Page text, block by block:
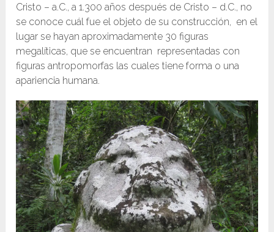
Cristo – a.C., a 1.300 años después de Cristo – d.C., no
se conoce cuál fue el objeto de su construcción, en el
lugar se hayan aproximadamente 30 figuras
megalíticas, que se encuentran representadas con
figuras antropomorfas las cuales tiene forma o una
apariencia humana.